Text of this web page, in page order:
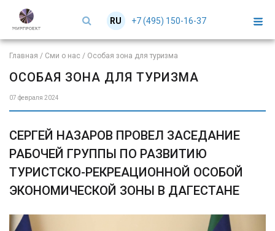
EN
RU +7 (495) 150-16-37
Главная / Сми о нас / Особая зона для туризма
ОСОБАЯ ЗОНА ДЛЯ ТУРИЗМА
07 февраля 2024
СЕРГЕЙ НАЗАРОВ ПРОВЕЛ ЗАСЕДАНИЕ
РАБОЧЕЙ ГРУППЫ ПО РАЗВИТИЮ
ТУРИСТСКО-РЕКРЕАЦИОННОЙ ОСОБОЙ
ЭКОНОМИЧЕСКОЙ ЗОНЫ В ДАГЕСТАНЕ